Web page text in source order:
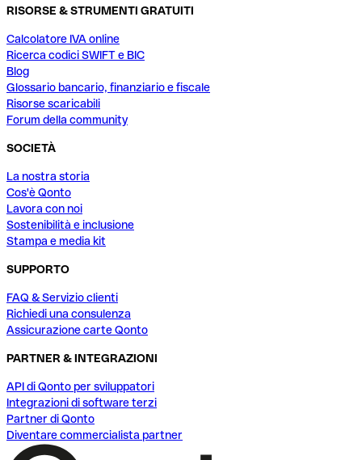
RISORSE & STRUMENTI GRATUITI
Calcolatore IVA online
Ricerca codici SWIFT e BIC
Blog
Glossario bancario, finanziario e fiscale
Risorse scaricabili
Forum della community
SOCIETÀ
La nostra storia
Cos'è Qonto
Lavora con noi
Sostenibilità e inclusione
Stampa e media kit
SUPPORTO
FAQ & Servizio clienti
Richiedi una consulenza
Assicurazione carte Qonto
PARTNER & INTEGRAZIONI
API di Qonto per sviluppatori
Integrazioni di software terzi
Partner di Qonto
Diventare commercialista partner